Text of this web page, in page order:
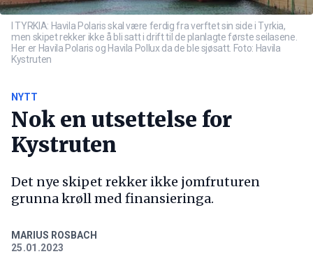
I TYRKIA: Havila Polaris skal være ferdig fra verftet sin side i Tyrkia,
men skipet rekker ikke å bli satt i drift til de planlagte første seilasene.
Her er Havila Polaris og Havila Pollux da de ble sjøsatt. Foto: Havila
Kystruten
NYTT
Nok en utsettelse for
Kystruten
Det nye skipet rekker ikke jomfruturen
grunna krøll med finansieringa.
MARIUS ROSBACH
25.01.2023